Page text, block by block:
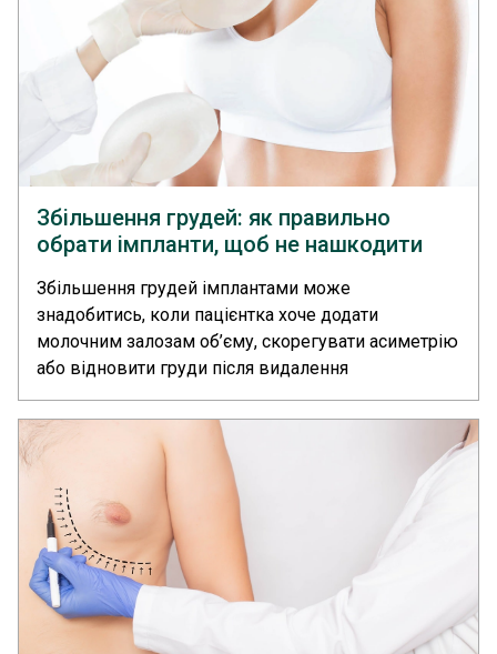
Збільшення грудей: як правильно
обрати імпланти, щоб не нашкодити
Збільшення грудей імплантами може
знадобитись, коли пацієнтка хоче додати
молочним залозам об’єму, скорегувати асиметрію
або відновити груди після видалення
(мастектомії). Ендопротези відрізняються за
формою, профілем, об’ємом та типом
наповнювача, що впливає на зовнішній вигляд